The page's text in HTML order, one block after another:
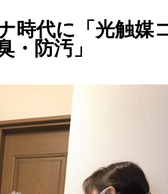
時代に「光触媒
・防汚」